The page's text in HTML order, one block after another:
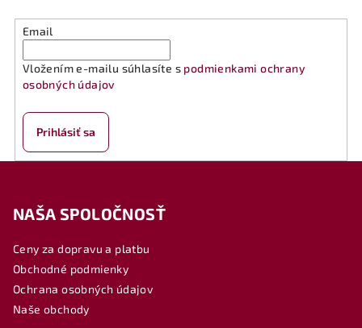
Email
Vložením e-mailu súhlasíte s podmienkami ochrany
osobných údajov
Prihlásiť sa
NAŠA SPOLOČNOSŤ
Ceny za dopravu a platbu
Obchodné podmienky
Ochrana osobných údajov
Naše obchody